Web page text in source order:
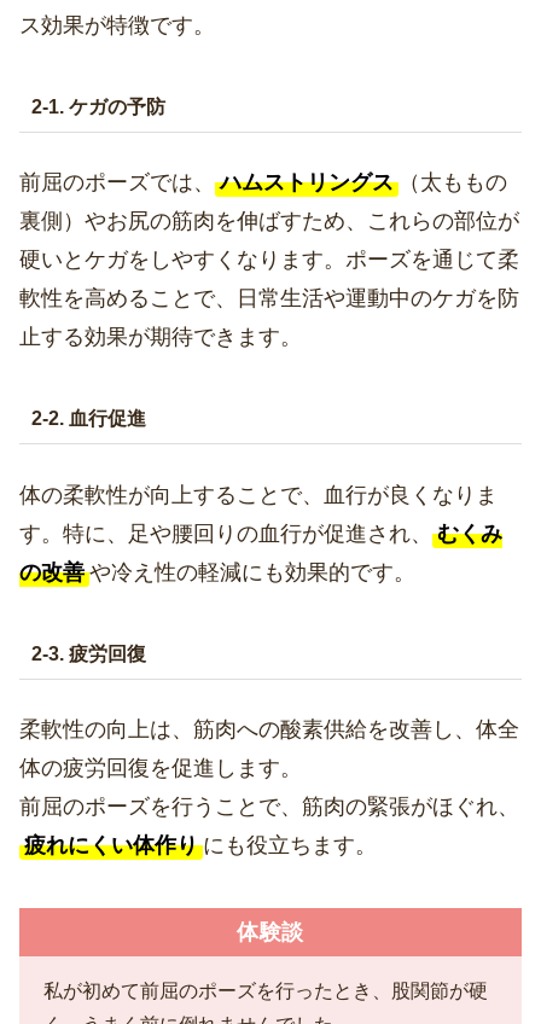
ス効果が特徴です。
2-1. ケガの予防
前屈のポーズでは、 ハムストリングス
（太ももの
裏側）やお尻の筋肉を伸ばすため、これらの部位が
硬いとケガをしやすくなります。ポーズを通じて柔
軟性を高めることで、日常生活や運動中のケガを防
止する効果が期待できます。
2-2. 血行促進
体の柔軟性が向上することで、血行が良くなりま
す。特に、足や腰回りの血行が促進され、
むくみ
の改善 や冷え性の軽減にも効果的です。
2-3. 疲労回復
柔軟性の向上は、筋肉への酸素供給を改善し、体全
体の疲労回復を促進します。
前屈のポーズを行うことで、筋肉の緊張がほぐれ、
疲れにくい体作り にも役立ちます。
体験談
私が初めて前屈のポーズを行ったとき、股関節が硬